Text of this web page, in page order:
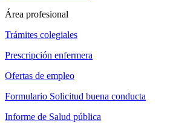
Área profesional
Trámites colegiales
Prescripción enfermera
Ofertas de empleo
Formulario Solicitud buena conducta
Informe de Salud pública